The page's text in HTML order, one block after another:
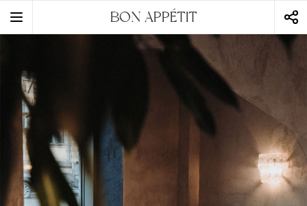
static-aside-menu-togglerBON APPÉTIT